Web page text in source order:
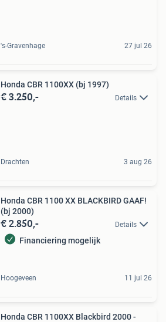
's-Gravenhage 27 jul 26
Honda CBR 1100XX (bj 1997)
€ 3.250,- Details
Drachten 3 aug 26
Honda CBR 1100 XX BLACKBIRD GAAF!
(bj 2000)
€ 2.850,- Details
Financiering mogelijk
Hoogeveen 11 jul 26
Honda CBR 1100XX Blackbird 2000 -